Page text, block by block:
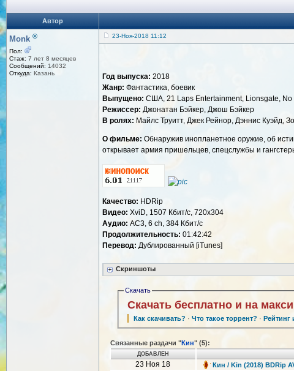
Автор
Monk ®
Пол:
Стаж: 7 лет 8 месяцев
Сообщений: 14032
Откуда: Казань
23-Ноя-2018 11:12
Год выпуска: 2018
Жанр: Фантастика, боевик
Выпущено: США, 21 Laps Entertainment, Lionsgate, No
Режиссер: Джонатан Бэйкер, Джош Бэйкер
В ролях: Майлс Труитт, Джек Рейнор, Дэннис Куэйд,
О фильме: Обнаружив инопланетное оружие, об
открывает армия пришельцев, спецслужбы и
Качество: HDRip
Видео: XviD, 1507 Кбит/с, 720x304
Аудио: AC3, 6 ch, 384 Кбит/с
Продолжительность: 01:42:42
Перевод: Дублированный [iTunes]
Скриншоты
Скачать
Скачать бесплатно и на
Как скачивать? ·Что такое торрент? · Рейтинг
Связанные раздачи "Кин" (5):
ДОБАВЛЕН
23 Ноя 18 Кин / Kin (2018) BDRip